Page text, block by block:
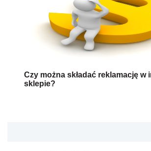
Czy można składać reklamację w
sklepie?